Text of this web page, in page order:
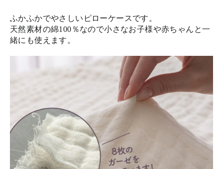
ふかふかでやさしいピローケースです。
天然素材の綿100％なので小さなお子様や赤ちゃんと一
緒にも使えます。